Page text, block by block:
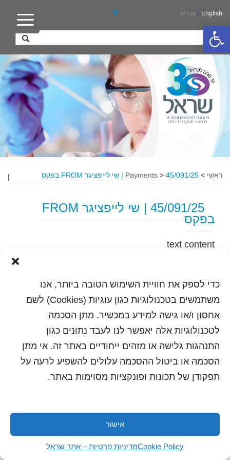
פתח סרגל נגישות
כדי לספק את חוויית השימוש הטובה ביותר, אנו
משתמשים בטכנולוגיות כגון עוגיות (Cookies) לשם
אחסון ו/או גישה למידע במכשיר. מתן הסכמה
לטכנולוגיות אלה יאפשר לנו לעבד נתונים כגון
התנהגות גלישה או מזהים ייחודיים באתר זה. אי מתן
הסכמה או ביטול ההסכמה עלולים להשפיע לרעה על
תפקודן של תכונות ופונקציות מסוימות באתר.
אישור
Cookie Policyמדיניות פרטיות – אתר שראל
English
/ עברית
ראשי >
Payments > 45/091/25 | שי לייפציגר FROM בפקס |
45/091/25 | שי לייפציגר FROM
בפקס
text content
כל הזכויות שמורות לשראל 2018 | עיצוב ותכנות: סטודיו
"היוצרים"